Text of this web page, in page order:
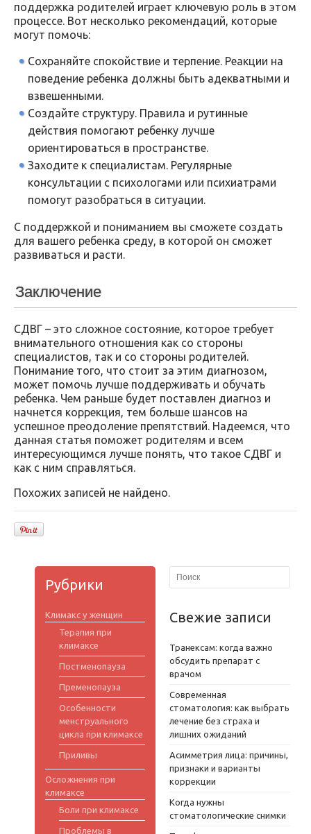
поддержка родителей играет ключевую роль в этом
процессе. Вот несколько рекомендаций, которые
могут помочь:
Сохраняйте спокойствие и терпение. Реакции на
поведение ребенка должны быть адекватными и
взвешенными.
Создайте структуру. Правила и рутинные
действия помогают ребенку лучше
ориентироваться в пространстве.
Заходите к специалистам. Регулярные
консультации с психологами или психиатрами
помогут разобраться в ситуации.
С поддержкой и пониманием вы сможете создать
для вашего ребенка среду, в которой он сможет
развиваться и расти.
Заключение
СДВГ – это сложное состояние, которое требует
внимательного отношения как со стороны
специалистов, так и со стороны родителей.
Понимание того, что стоит за этим диагнозом,
может помочь лучше поддерживать и обучать
ребенка. Чем раньше будет поставлен диагноз и
начнется коррекция, тем больше шансов на
успешное преодоление препятствий. Надеемся, что
данная статья поможет родителям и всем
интересующимся лучше понять, что такое СДВГ и
как с ним справляться.
Похожих записей не найдено.
Рубрики
Климакс у женщин
Терапия при
климаксе
Постменопауза
Пременопауза
Особенности
менструального
цикла при климаксе
Приливы
Осложнения при
климаксе
Боли при климаксе
Проблемы в
Свежие записи
Транексам: когда важно
обсудить препарат с
врачом
Современная
стоматология: как выбрать
лечение без страха и
лишних ожиданий
Асимметрия лица: причины,
признаки и варианты
коррекции
Когда нужны
стоматологические снимки